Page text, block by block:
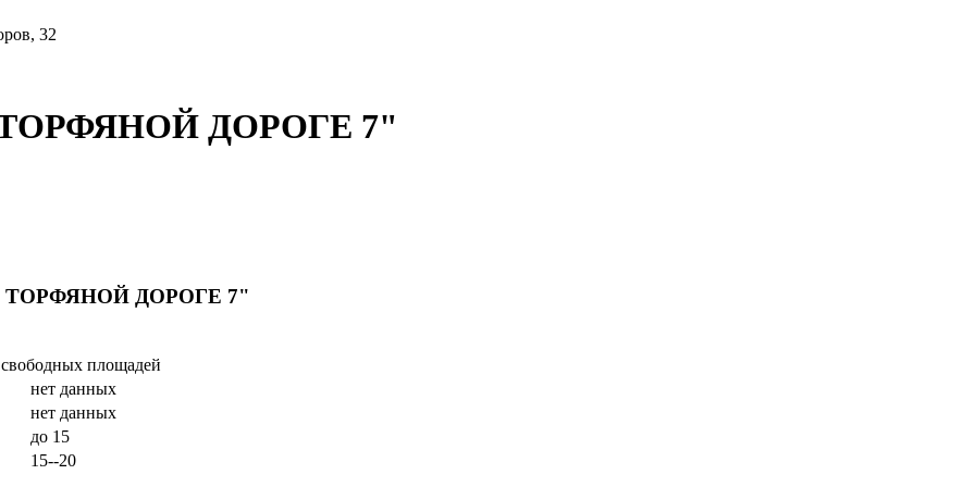
32
ДОРОГЕ 7"
ТОРФЯНОЙ ДОРОГЕ 7"
площадей
нет данных
нет данных
до 15
15--20